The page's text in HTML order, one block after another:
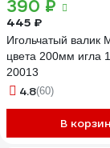
390 ₽
445 ₽
Игольчатый валик
цвета 200мм игла
20013
4.8(60)
В